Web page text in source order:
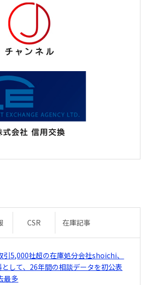
CSR 在庫記事
引5,000社超の在庫処分会社shoichi、
して、26年間の相談データを初公表
最多